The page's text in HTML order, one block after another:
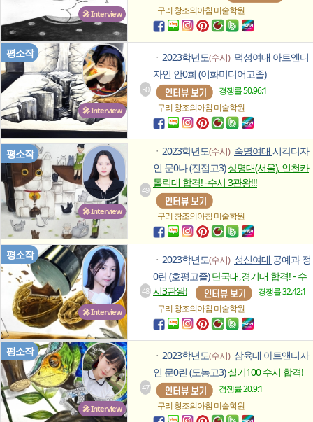
🎤 Interview 구리 창조의아침미술학원
🎤 Interview
평소작
50
ㆍ 2023학년도(수시) 덕성여대 아트앤디
자인 안0희 (이화미디어고졸)
경쟁률 50.96:1
구리 창조의아침미술학원
🎤 Interview
평소작
49
ㆍ 2023학년도(수시) 숙명여대 시각디자
인 문0나 (진접고3)상명대(서울), 인천카
톨릭대 합격! -수시 3관왕!!!
구리 창조의아침미술학원
🎤 Interview
평소작
48
ㆍ 2023학년도(수시) 성신여대 공예과 정
0란 (호평고졸)단국대,경기대 합격! - 수
시3관왕!
경쟁률 32.42:1
구리 창조의아침미술학원
🎤 Interview
평소작
47
ㆍ 2023학년도(수시) 삼육대 아트앤디자
인 문0린 (도농고3)실기100 수시 합격!
경쟁률 20.9:1
구리 창조의아침미술학원